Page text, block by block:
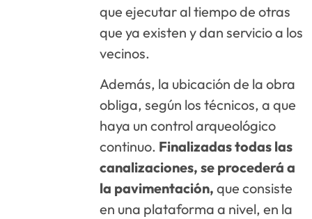
que ejecutar al tiempo de otras
que ya existen y dan servicio a los
vecinos.
Además, la ubicación de la obra
obliga, según los técnicos, a que
haya un control arqueológico
continuo. Finalizadas todas las
canalizaciones, se procederá a
la pavimentación, que consiste
en una plataforma a nivel, en la